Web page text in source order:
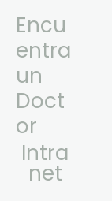
Encu
entra
un
Doct
or
Intra
Net